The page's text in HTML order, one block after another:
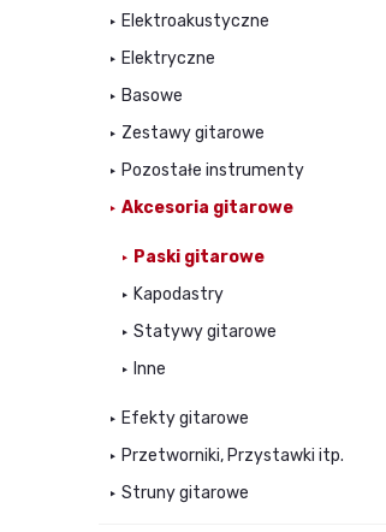
Elektroakustyczne
Elektryczne
Basowe
Zestawy gitarowe
Pozostałe instrumenty
Akcesoria gitarowe
Paski gitarowe
Kapodastry
Statywy gitarowe
Inne
Efekty gitarowe
Przetworniki, Przystawki itp.
Struny gitarowe